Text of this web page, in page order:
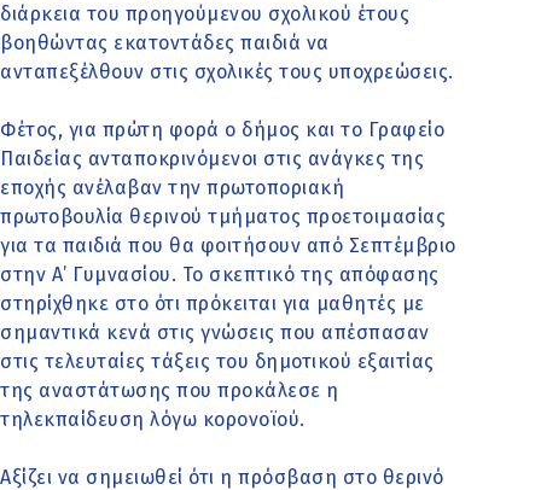
διάρκεια του προηγούμενου σχολικού έτους
βοηθώντας εκατοντάδες παιδιά να
ανταπεξέλθουν στις σχολικές τους υποχρεώσεις.
Φέτος, για πρώτη φορά ο δήμος και το Γραφείο
Παιδείας ανταποκρινόμενοι στις ανάγκες της
εποχής ανέλαβαν την πρωτοποριακή
πρωτοβουλία θερινού τμήματος προετοιμασίας
για τα παιδιά που θα φοιτήσουν από Σεπτέμβριο
στην Α’ Γυμνασίου. Το σκεπτικό της απόφασης
στηρίχθηκε στο ότι πρόκειται για μαθητές με
σημαντικά κενά στις γνώσεις που απέσπασαν
στις τελευταίες τάξεις του δημοτικού εξαιτίας
της αναστάτωσης που προκάλεσε η
τηλεκπαίδευση λόγω κορονοϊού.
Αξίζει να σημειωθεί ότι η πρόσβαση στο θερινό